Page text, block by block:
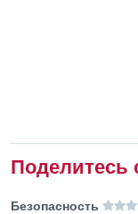
Поделитесь
Безопасность